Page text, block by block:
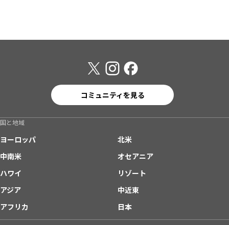
コミュニティを見る
国と地域
ヨーロッパ
北米
中南米
オセアニア
ハワイ
リゾート
アジア
中近東
アフリカ
日本